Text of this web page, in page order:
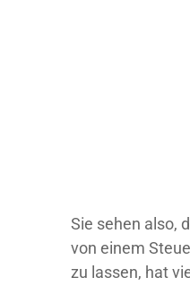
Sie sehen also,
von einem
zu lassen, hat